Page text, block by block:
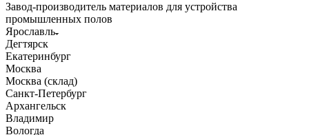
Завод-производитель материалов для устройства
промышленных полов
Ярославль
Дегтярск
Екатеринбург
Москва
Москва (склад)
Санкт-Петербург
Архангельск
Владимир
Вологда